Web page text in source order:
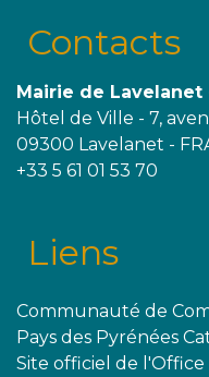
Contacts
Mairie de
Hôtel de Ville - 7,
09300 Lavelanet -
+33 5 61 01 53 70
Liens
Communauté de
Pays des Pyrénées
Site officiel de